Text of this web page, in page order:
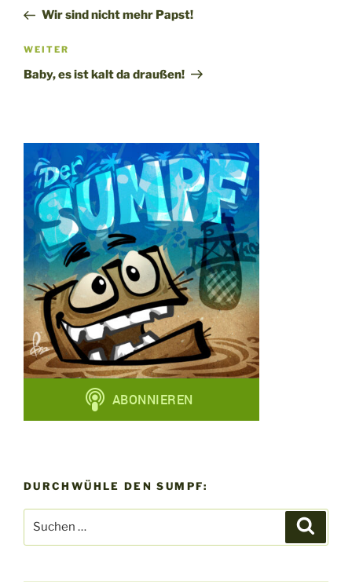
Beitrag
Wir sind nicht mehr Papst!
Nächster
Beitrag
WEITER
Baby, es ist kalt da draußen!
DURCHWÜHLE DEN SUMPF:
nach: